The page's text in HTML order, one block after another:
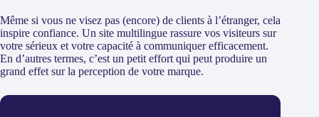
Même si vous ne visez pas (encore) de clients à l’étranger, cela
inspire confiance. Un site multilingue rassure vos visiteurs sur
votre sérieux et votre capacité à communiquer efficacement.
En d’autres termes, c’est un petit effort qui peut produire un
grand effet sur la perception de votre marque.